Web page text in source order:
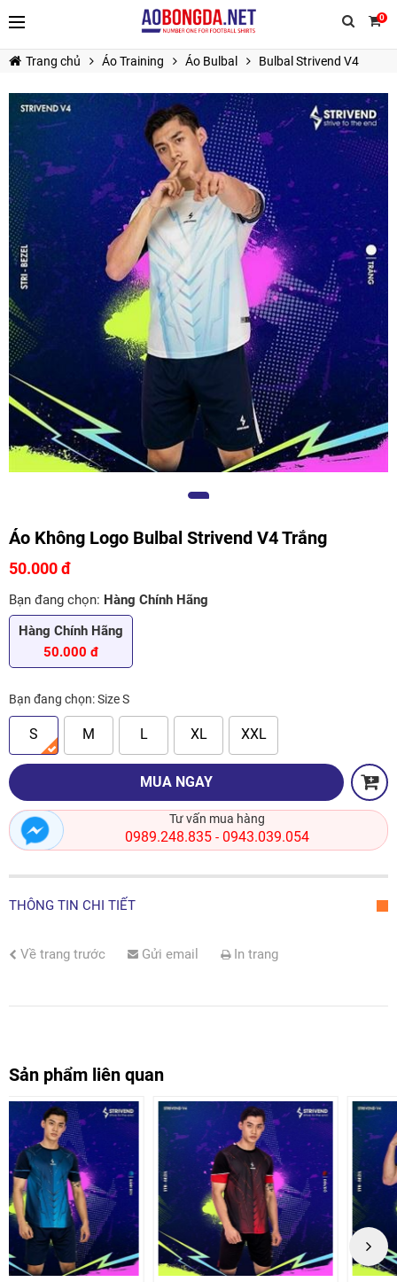
0
TIẾP TỤC MUA HÀNG
Trang chủ Áo Training Áo Bulbal Bulbal Strivend V4
Áo Không Logo Bulbal Strivend V4 Trắng
50.000 đ
Bạn đang chọn: Hàng Chính Hãng
Hàng Chính Hãng
50.000 đ
Bạn đang chọn:Size S
S M L XL XXL
MUA NGAY
Tư vấn mua hàng
0989.248.835- 0943.039.054
THÔNG TIN CHI TIẾT
Về trang trước Gửi email In trang
Sản phẩm liên quan